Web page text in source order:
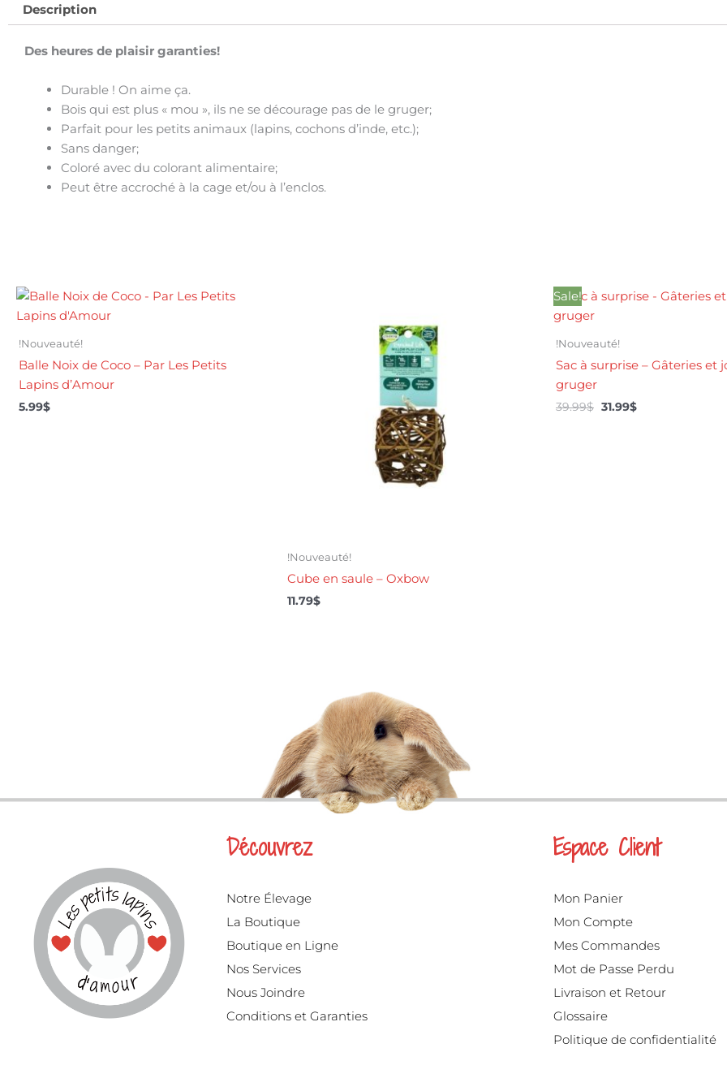
Description
Des heures de plaisir garanties!
Durable ! On aime ça.
Bois qui est plus « mou », ils ne se décourage pas de le gruger;
Parfait pour les petits animaux (lapins, cochons d’inde, etc.);
Sans danger;
Coloré avec du colorant alimentaire;
Peut être accroché à la cage et/ou à l’enclos.
!Nouveauté!
Balle Noix de Coco – Par Les Petits
Lapins d’Amour
5.99$
!Nouveauté!
Cube en saule – Oxbow
11.79$
Sale!
!Nouveauté!
Sac à surprise – Gâteries et
gruger
39.99$
Le
39.99$.
31.99$
Le
Découvrez
Notre Élevage
La Boutique
Boutique en Ligne
Nos Services
Nous Joindre
Conditions et Garanties
Espace Client
Mon Panier
Mon Compte
Mes Commandes
Mot de Passe Perdu
Livraison et Retour
Glossaire
Politique de confidentialité